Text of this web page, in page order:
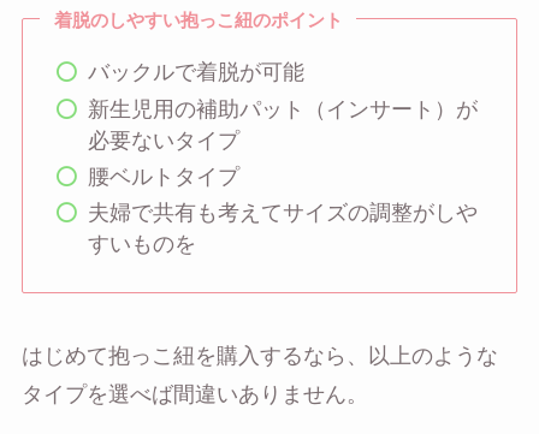
着脱のしやすい抱っこ紐のポイント
バックルで着脱が可能
新生児用の補助パット（インサート）が
必要ないタイプ
腰ベルトタイプ
夫婦で共有も考えてサイズの調整がしや
すいものを
はじめて抱っこ紐を購入するなら、以上のような
タイプを選べば間違いありません。